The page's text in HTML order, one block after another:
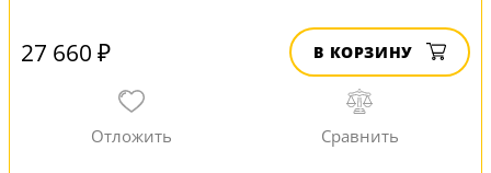
27 660 ₽ В КОРЗИНУ